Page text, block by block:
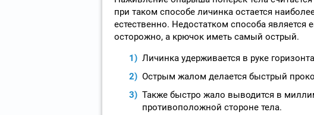
при таком способе личинка остается
естественно. Недостатком способа
осторожно, а крючок иметь самый острый.
Личинка удерживается в руке
Острым жалом делается быстрый
Также быстро жало выводится в
противоположной стороне тела.